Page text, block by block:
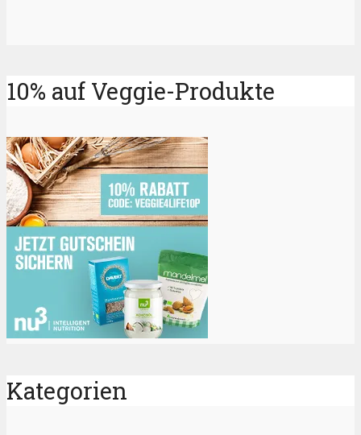
10% auf Veggie-Produkte
Kategorien